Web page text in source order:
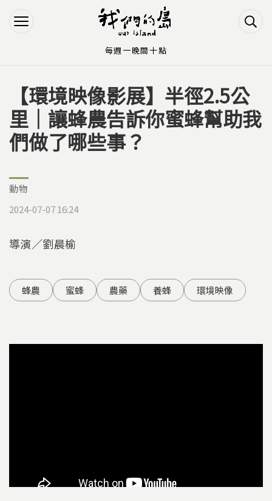
Jump to Navigation
Jump to Main content
您在這裡
【環境映像影展】半徑2.5公
里｜讓蜂農告訴你蜜蜂幫助我
們做了哪些事？
動物
2024-07-07 16:24
導演／劉晨榆
蜂農 蜜蜂 農藥 養蜂 環境映像
每週一晚間十點